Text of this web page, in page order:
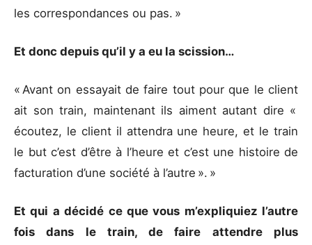
les correspondances ou pas. »
Et donc depuis qu’il y a eu la scission…
« Avant on essayait de faire tout pour que le client
ait son train, maintenant ils aiment autant dire «
écoutez, le client il attendra une heure, et le train
le but c’est d’être à l’heure et c’est une histoire de
facturation d’une société à l’autre ». »
Et qui a décidé ce que vous m’expliquiez l’autre
fois dans le train, de faire attendre plus